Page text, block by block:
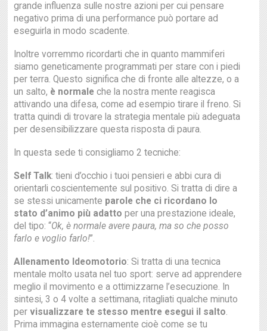
grande influenza sulle nostre azioni per cui pensare
negativo prima di una performance può portare ad
eseguirla in modo scadente.
Inoltre vorremmo ricordarti che in quanto mammiferi
siamo geneticamente programmati per stare con i piedi
per terra. Questo significa che di fronte alle altezze, o a
un salto, è normale che la nostra mente reagisca
attivando una difesa, come ad esempio tirare il freno. Si
tratta quindi di trovare la strategia mentale più adeguata
per desensibilizzare questa risposta di paura.
In questa sede ti consigliamo 2 tecniche:
Self Talk: tieni d’occhio i tuoi pensieri e abbi cura di
orientarli coscientemente sul positivo. Si tratta di dire a
se stessi unicamente parole che ci ricordano lo
stato d’animo più adatto per una prestazione ideale,
del tipo: “Ok, è normale avere paura, ma so che posso
farlo e voglio farlo!”.
Allenamento Ideomotorio: Si tratta di una tecnica
mentale molto usata nel tuo sport: serve ad apprendere
meglio il movimento e a ottimizzarne l’esecuzione. In
sintesi, 3 o 4 volte a settimana, ritagliati qualche minuto
per visualizzare te stesso mentre esegui il salto.
Prima immagina esternamente cioè come se tu